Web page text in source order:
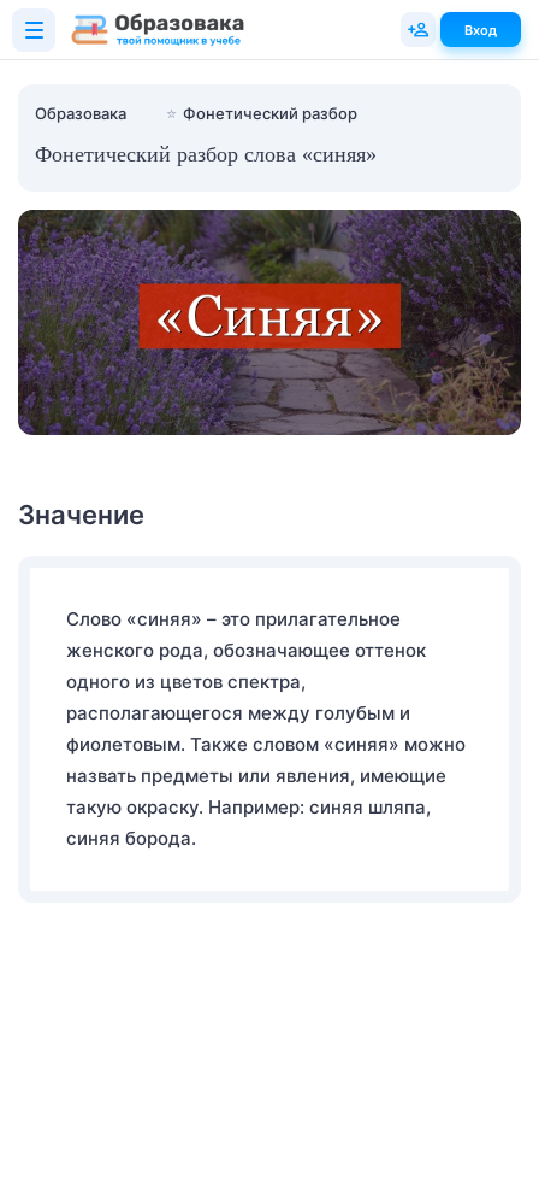
Образовака ⭐ Фонетический разбор
Фонетический разбор слова «синяя»
Значение
Слово «синяя» – это прилагательное
женского рода, обозначающее оттенок
одного из цветов спектра,
располагающегося между голубым и
фиолетовым. Также словом «синяя» можно
назвать предметы или явления, имеющие
такую окраску. Например: синяя шляпа,
синяя борода.
Вход